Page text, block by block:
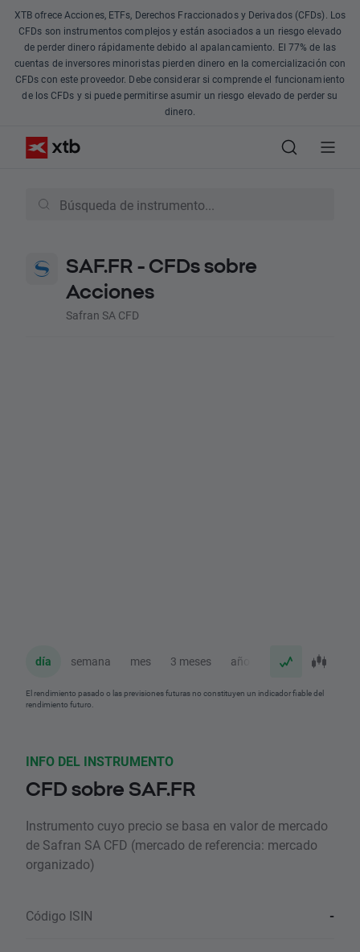
XTB ofrece Acciones, ETFs, Derechos Fraccionados y Derivados (CFDs). Los
CFDs son instrumentos complejos y están asociados a un riesgo elevado
de perder dinero rápidamente debido al apalancamiento. El 77% de las
cuentas de inversores minoristas pierden dinero en la comercialización con
CFDs con este proveedor. Debe considerar si comprende el funcionamiento
de los CFDs y si puede permitirse asumir un riesgo elevado de perder su
dinero.
SAF.FR - CFDs sobre
Acciones
Safran SA CFD
día semana mes 3 meses año
El rendimiento pasado o las previsiones futuras no constituyen un indicador fiable del
rendimiento futuro.
INFO DEL INSTRUMENTO
CFD sobre SAF.FR
Instrumento cuyo precio se basa en valor de mercado
de Safran SA CFD (mercado de referencia: mercado
organizado)
Código ISIN -